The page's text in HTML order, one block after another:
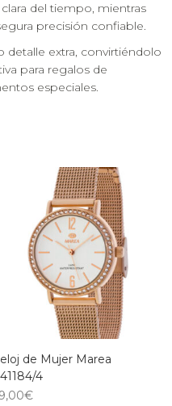
del tiempo, mientras
precisión confiable.
extra, convirtiéndolo
para regalos de
especiales.
de Mujer Marea
4
€